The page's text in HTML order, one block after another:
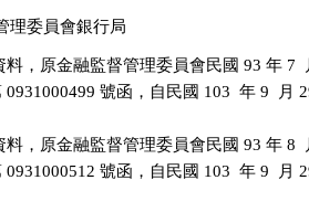
理委員會銀行局
料，原金融監督管理委員會民國 93 年 7
0931000499 號函，自民國 103  年 9  月
料，原金融監督管理委員會民國 93 年 8
0931000512 號函，自民國 103  年 9  月